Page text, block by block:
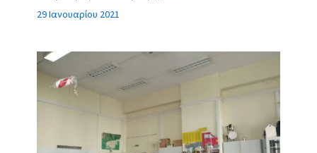
29 Ιανουαρίου 2021